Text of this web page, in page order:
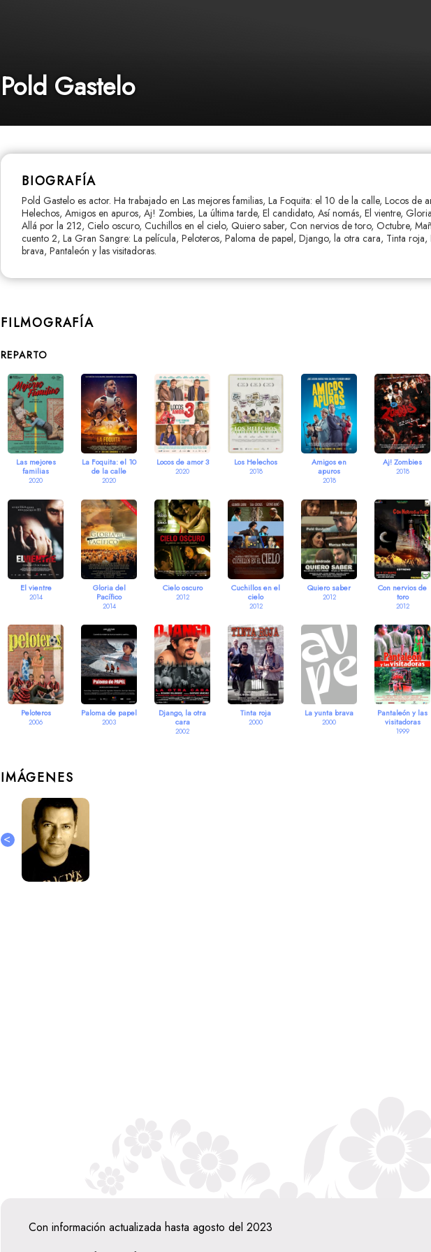
Pold Gastelo
BIOGRAFÍA
Pold Gastelo es actor. Ha trabajado en Las mejores familias, La Foquita: el 10 de la calle, Locos de
Helechos, Amigos en apuros, Aj! Zombies, La última tarde, El candidato, Así nomás, El vientre,
Allá por la 212, Cielo oscuro, Cuchillos en el cielo, Quiero saber, Con nervios de toro, Octubre,
cuento 2, La Gran Sangre: La película, Peloteros, Paloma de papel, Django, la otra cara, Tinta roja,
brava, Pantaleón y las visitadoras.
FILMOGRAFÍA
REPARTO
Las mejores
familias
2020
La Foquita: el 10
de la calle
2020
Locos de amor 3
2020
Los Helechos
2018
Amigos en
apuros
2018
Aj! Zombies
2018
El vientre
2014
Gloria del
Pacífico
2014
Cielo oscuro
2012
Cuchillos en el
cielo
2012
Quiero saber
2012
Con nervios de
toro
2012
Peloteros
2006
Paloma de papel
2003
Django, la otra
cara
2002
Tinta roja
2000
La yunta brava
2000
Pantaleón y las
visitadoras
1999
IMÁGENES
<
Con información actualizada hasta agosto del 2023